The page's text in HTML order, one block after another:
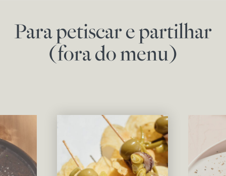
Para petiscar e partilhar
(fora do menu)